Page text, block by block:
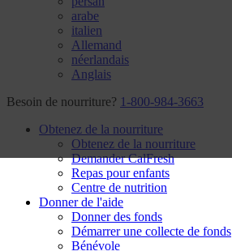
arabe
italien
Allemand
néerlandais
Anglais
Besoin de nourriture? 1-800-984-3663
Obtenez de la nourriture
Obtenez de la nourriture
Demander CalFresh
Repas pour enfants
Centre de nutrition
Donner de l'aide
Donner des fonds
Démarrer une collecte de fonds
Bénévole